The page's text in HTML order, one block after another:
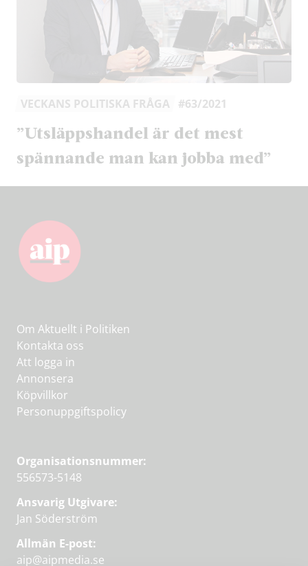
VECKANS POLITISKA FRÅGA #63/2021
”Utsläppshandel är det mest
spännande man kan jobba med”
Om Aktuellt i Politiken
Kontakta oss
Att logga in
Annonsera
Köpvillkor
Personuppgiftspolicy
Organisationsnummer:
556573-5148
Ansvarig Utgivare:
Jan Söderström
Allmän E-post:
aip@aipmedia.se